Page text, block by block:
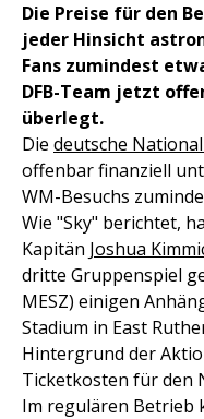
Die Preise für den
jeder Hinsicht
Fans zumindest
DFB-Team jetzt
überlegt.
Die deutsche
offenbar finanziell
WM-Besuchs
Wie "Sky" berichtet,
Kapitän Joshua
dritte Gruppenspiel
MESZ) einigen
Stadium in East
Hintergrund der
Ticketkosten für den
Im regulären Betrieb